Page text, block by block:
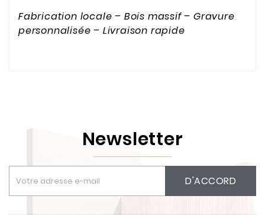
Fabrication locale – Bois massif – Gravure
personnalisée – Livraison rapide
Newsletter
D'ACCORD